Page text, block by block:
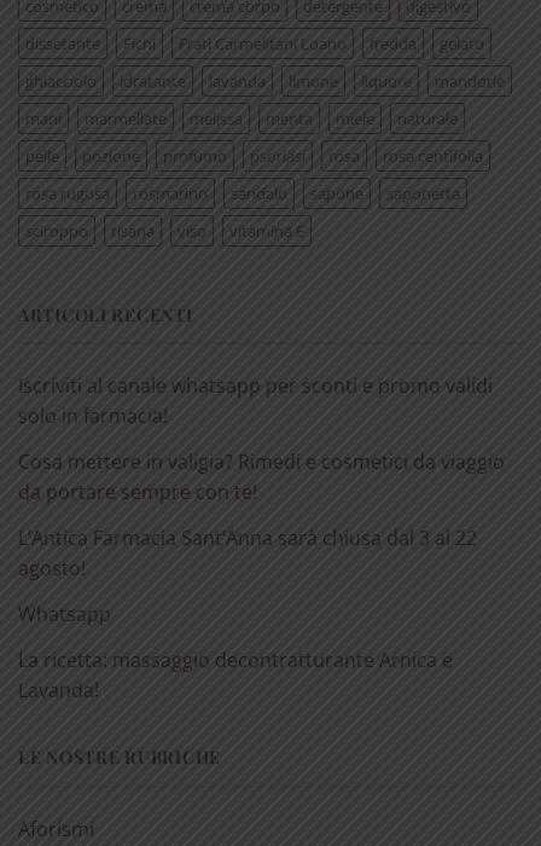
cosmetico crema crema corpo detergente
digestivo
dissetante
Fichi Frati Carmelitani Loano fredda
gelato
ghiacciolo
idratante lavanda limone liquore
mandorle
mani
marmellate melissa menta miele
naturale
pelle
pozione profumo psoriasi rosa
rosa centifolia
rosa rugosa
rosmarino sandalo sapone
saponetta
sciroppo
tisana viso vitamina E
ARTICOLI RECENTI
Iscriviti al canale whatsapp per sconti e promo validi
solo in farmacia!
Cosa mettere in valigia? Rimedi e cosmetici da viaggio
da portare sempre con te!
L’Antica Farmacia Sant’Anna sarà chiusa dal 3 al 22
agosto!
Whatsapp
La ricetta: massaggio decontratturante Arnica e
Lavanda!
LE NOSTRE RUBRICHE
Aforismi